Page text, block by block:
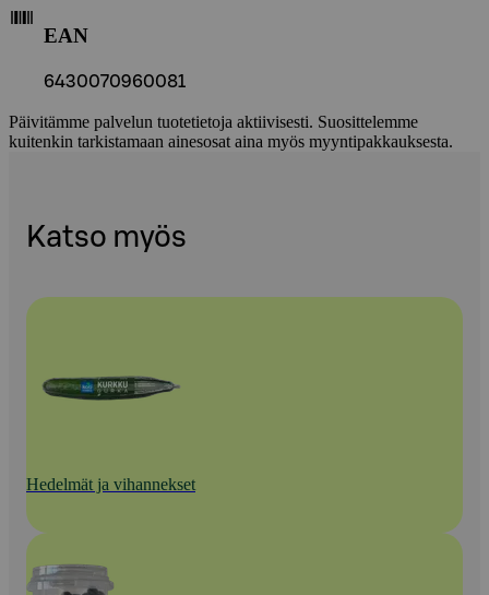
EAN
6430070960081
Päivitämme palvelun tuotetietoja aktiivisesti. Suosittelemme
kuitenkin tarkistamaan ainesosat aina myös myyntipakkauksesta.
Katso myös
Hedelmät ja vihannekset